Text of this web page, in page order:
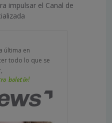
impulsar el Canal de
última en
todo lo que se
boletín!